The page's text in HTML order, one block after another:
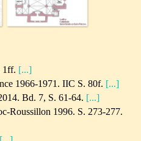
1ff. [...]
1966-1971. IIC S. 80f. [...]
Bd. 7, S. 61-64. [...]
Roussillon 1996. S. 273-277.